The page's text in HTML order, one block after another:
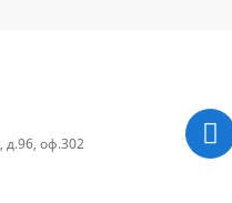
д.96, оф.302